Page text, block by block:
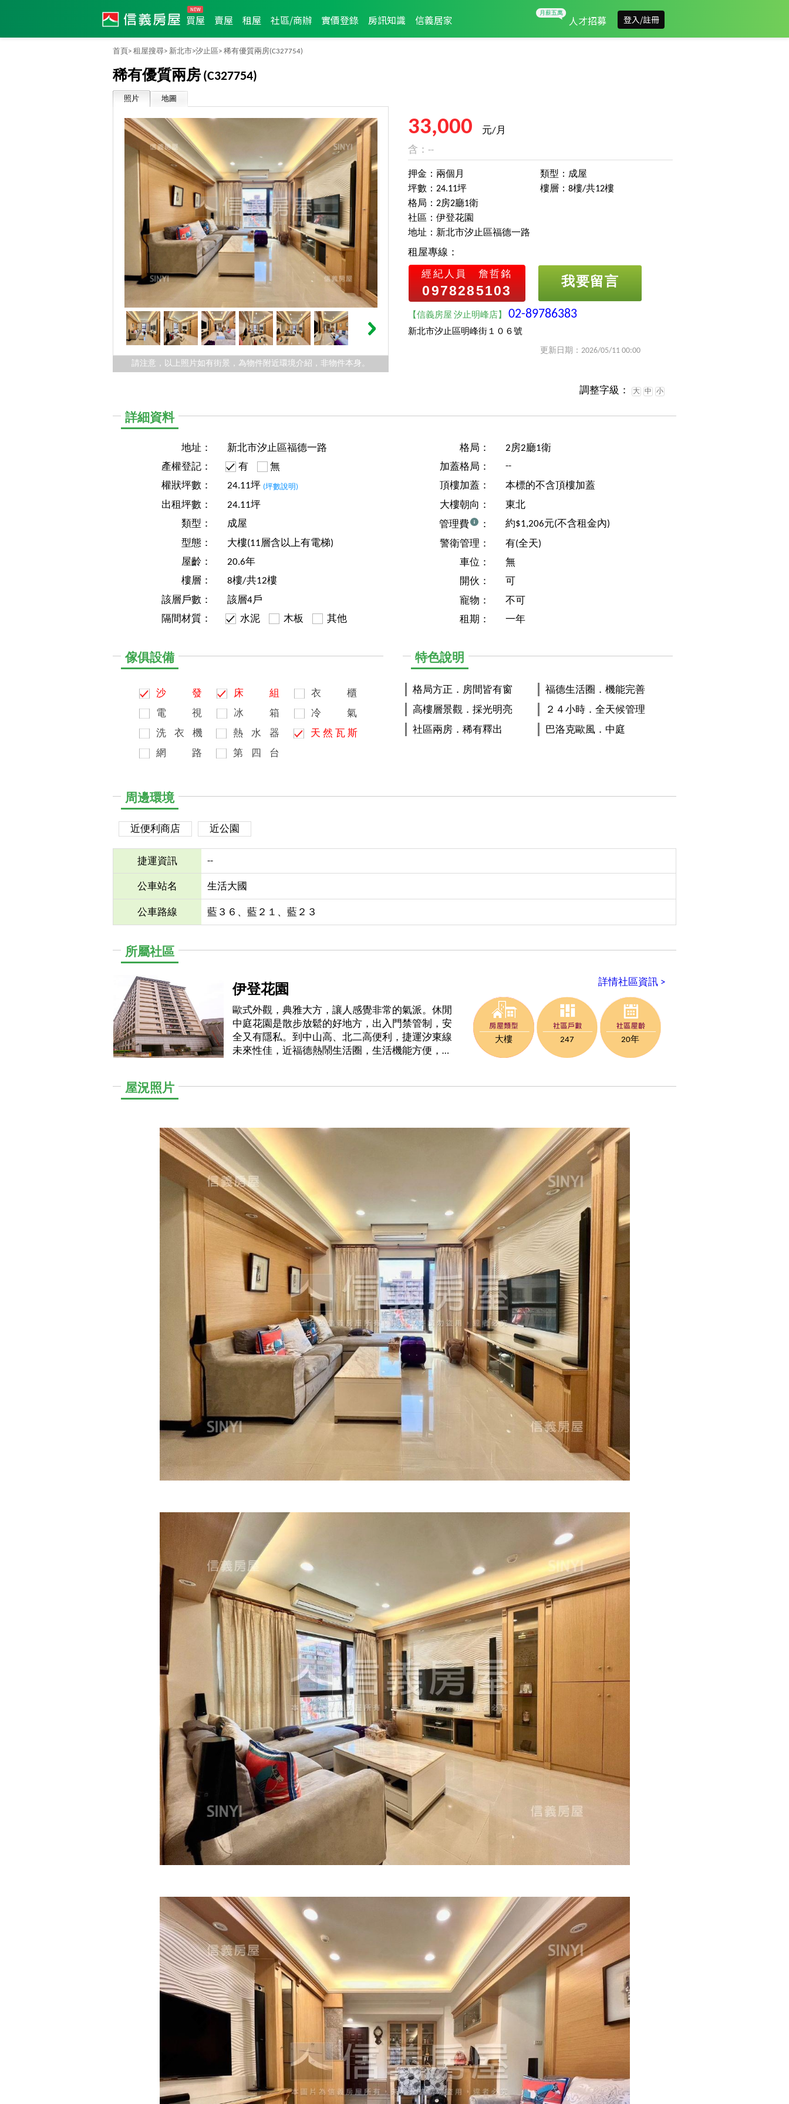
買屋 賣屋 租屋 社區/商辦 實價登錄 房訊知識 信義居家 人才招募 登入/註冊
首頁> 租屋搜尋> 新北市>汐止區> 稀有優質兩房(C327754)
稀有優質兩房 (C327754)
照片 地圖
請注意，以上照片如有街景，為物件附近環境介紹，非物件本身。
33,000
元/月
含：--
押金：兩個月
坪數：24.11坪
類型：成屋
樓層：8樓/共12樓
格局：2房2廳1衛
社區：伊登花園
地址：新北市汐止區福德一路
租屋專線：
經紀人員 詹哲銘
0978285103
我要留言
【信義房屋 汐止明峰店】02-89786383
新北市汐止區明峰街１０６號
更新日期：2026/05/11 00:00
調整字級： 大 中 小
詳細資料
地址：
新北市汐止區福德一路
產權登記：
有
無
權狀坪數：
24.11坪 (坪數說明)
出租坪數：
24.11坪
類型：
成屋
型態：
大樓(11層含以上有電梯)
屋齡：
20.6年
樓層：
8樓/共12樓
該層戶數：
該層4戶
隔間材質：
水泥 木板 其他
格局：
2房2廳1衛
加蓋格局：
--
頂樓加蓋：
本標的不含頂樓加蓋
大樓朝向：
東北
管理費
：
約$1,206元(不含租金內)
警衛管理：
有(全天)
車位：
無
開伙：
可
寵物：
不可
租期：
一年
傢俱設備
沙
發
電
視
洗
衣
機
網
路
床
組
冰
箱
熱
水
器
第
四 台
衣
櫃
冷
氣
天 然 瓦 斯
特色說明
格局方正．房間皆有窗
高樓層景觀．採光明亮
社區兩房．稀有釋出
福德生活圈．機能完善
２４小時．全天候管理
巴洛克歐風．中庭
周邊環境
近便利商店 近公園
捷運資訊 --
公車站名 生活大國
公車路線 藍３６、藍２１、藍２３
所屬社區
伊登花園
歐式外觀，典雅大方，讓人感覺非常的氣派。休閒
中庭花園是散步放鬆的好地方，出入門禁管制，安
全又有隱私。到中山高、北二高便利，捷運汐東線
未來性佳，近福德熱鬧生活圈，生活機能方便，串
詳情社區資訊 >
大樓 247 20年
屋況照片